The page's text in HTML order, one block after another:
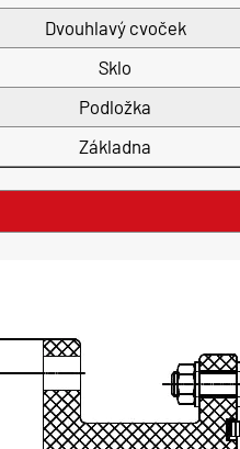
Dvouhlavý cvoček
Sklo
Podložka
Základna